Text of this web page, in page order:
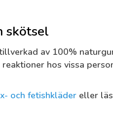
skötsel
av 100%
hos vissa
och fetishkläder eller